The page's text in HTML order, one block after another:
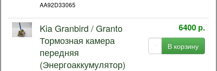
AA92D33065
Kia Granbird / Granto
Тормозная камера
передняя
(Энергоаккумулятор)
6400 р.
В корзину